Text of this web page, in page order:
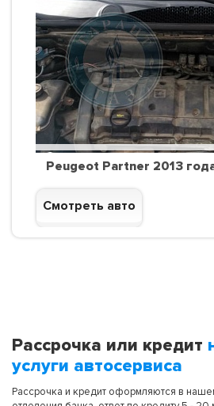
Peugeot Partner 2013
Смотреть авто
Рассрочка или кредит
услуги автосервиса
Рассрочка и кредит оформляются в